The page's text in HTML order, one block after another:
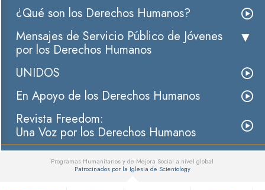
¿Qué son los Derechos Humanos?
Mensajes de Servicio Público de Jóvenes
por los Derechos Humanos
UNIDOS
En Apoyo de los Derechos Humanos
Revista Freedom:
Una Voz por los Derechos Humanos
Programas Humanitarios y de Mejora Social a nivel global
Patrocinados por la Iglesia de Scientology